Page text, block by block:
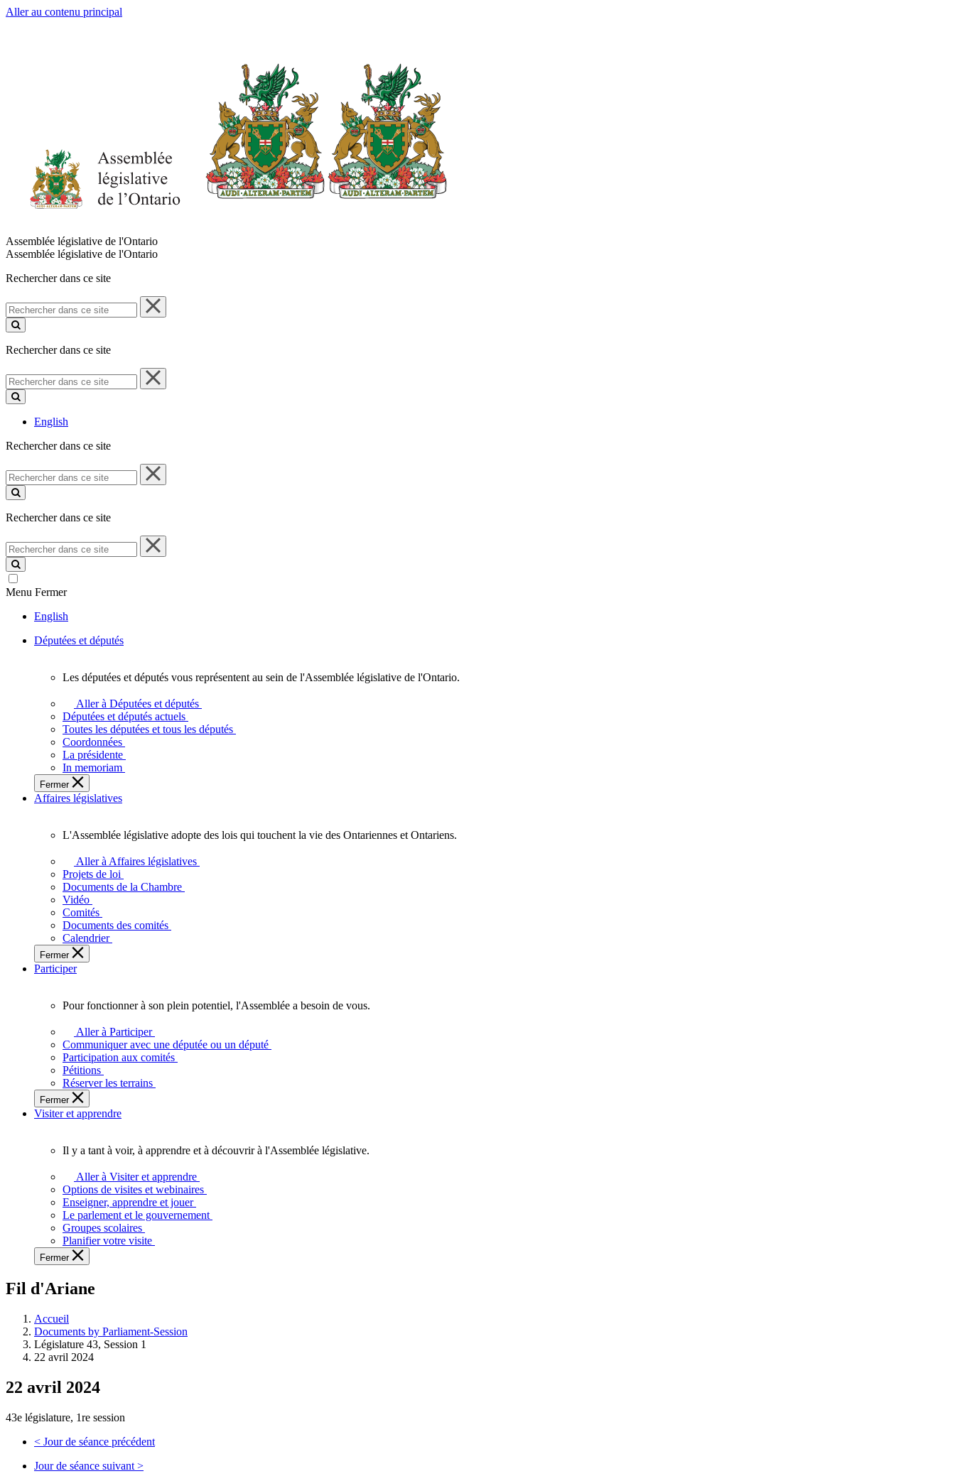
Aller au contenu principal
Assemblée législative de l'Ontario
Assemblée législative de l'Ontario
Rechercher dans ce site
Rechercher
dans
ce
Rechercher dans ce site
Rechercher
dans
ce
English
Rechercher dans ce site
Rechercher
dans
ce
Rechercher dans ce site
Rechercher
dans
ce
site
Menu Fermer
English
Députées et députés
députées
députés
vous
représentent
sein
de
l'Assemblée
l'Ontario.
Les députées et députés vous représentent au sein de l'Assemblée législative de l'Ontario.
Aller à Députées et députés
Députées et députés actuels
Toutes les députées et tous les députés
Coordonnées
La présidente
In memoriam
Fermer
Affaires législatives
législative
adopte
touchent
vie
des
Ontariennes
Ontariens.
L'Assemblée législative adopte des lois qui touchent la vie des Ontariennes et Ontariens.
Aller à Affaires législatives
Projets de loi
Documents de la Chambre
Vidéo
Comités
Documents des comités
Calendrier
Fermer
Participer
fonctionner
plein
potentiel,
l'Assemblée
a
besoin
Pour fonctionner à son plein potentiel, l'Assemblée a besoin de vous.
Aller à Participer
Communiquer avec une députée ou un député
Participation aux comités
Pétitions
Réserver les terrains
Fermer
Visiter et apprendre
voir,
apprendre
et
découvrir
l'Assemblée
législative.
Il y a tant à voir, à apprendre et à découvrir à l'Assemblée législative.
Aller à Visiter et apprendre
Options de visites et webinaires
Enseigner, apprendre et jouer
Le parlement et le gouvernement
Groupes scolaires
Planifier votre visite
Fermer
Fil d'Ariane
Accueil
Documents by Parliament-Session
Législature 43, Session 1
22 avril 2024
22 avril 2024
43e législature, 1re session
< Jour de séance précédent
Jour de séance suivant >